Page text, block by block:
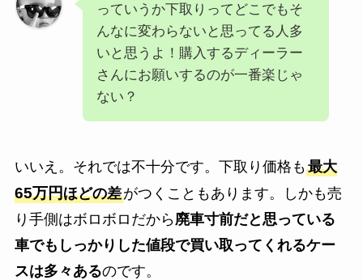
っていうか下取りってどこでもそ
んなに変わらないと思ってる人多
いと思うよ！購入するディーラー
さんにお願いするのが一番楽じゃ
ない？
いいえ。それでは不十分です。下取り価格も最大
65万円ほどの差がつくこともあります。しかも売
り手側はボロボロだから廃車寸前だと思っている
車でもしっかりした値段で買い取ってくれるケー
スは多々あるのです。